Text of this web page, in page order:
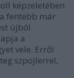
képzeletében
fentebb már
újból
a
vele. Erről
szpojlerrel,